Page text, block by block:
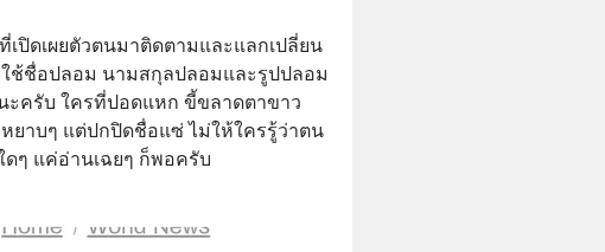
ปิดเผยตัวตนมาติดตามและแลกเปลี่ยน
ใช้ชื่อปลอม นามสกุลปลอมและรูปปลอม
ครับ ใครที่ปอดแหก ขี้ขลาดตาขาว
าบๆ แต่ปกปิดชื่อแซ่ ไม่ให้ใครรู้ว่าตน
ๆ แค่อ่านเฉยๆ ก็พอครับ